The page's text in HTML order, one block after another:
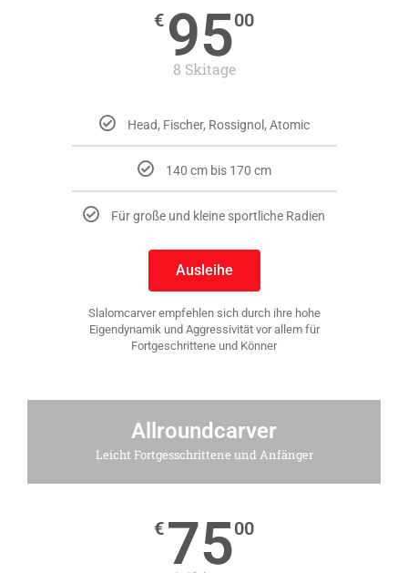
€ 9500
8 Skitage
Head, Fischer, Rossignol, Atomic
140 cm bis 170 cm
Für große und kleine sportliche Radien
Ausleihe
Slalomcarver empfehlen sich durch ihre hohe
Eigendynamik und Aggressivität vor allem für
Fortgeschrittene und Könner
Allroundcarver
Leicht Fortgesschrittene und Anfänger
€ 7500